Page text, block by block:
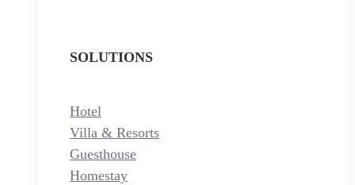
SOLUTIONS
Hotel
Villa & Resorts
Guesthouse
Homestay